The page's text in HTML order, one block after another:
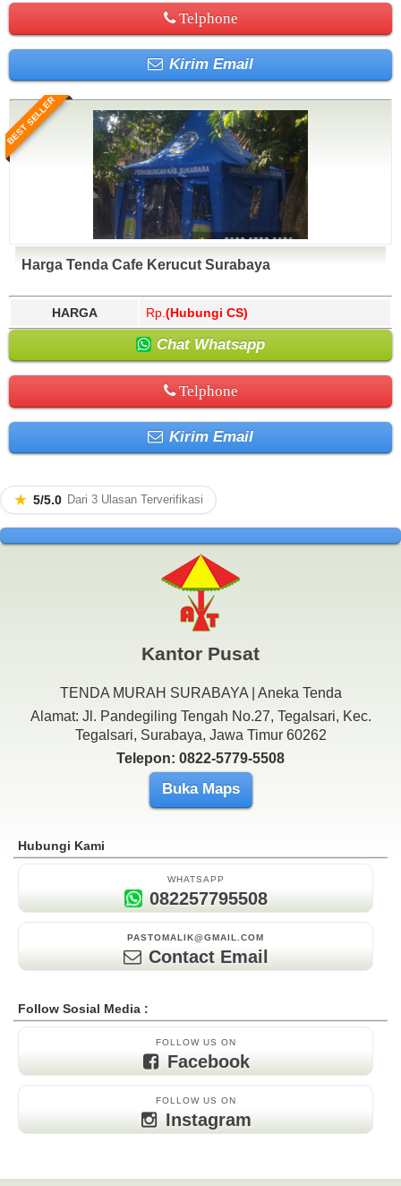
Telphone
Kirim Email
BEST SELLER
Harga Tenda Cafe Kerucut Surabaya
HARGA Rp. (Hubungi CS)
Chat Whatsapp
Telphone
Kirim Email
★ 5/5.0 Dari 3 Ulasan Terverifikasi
Kantor Pusat
TENDA MURAH SURABAYA | Aneka Tenda
Alamat: Jl. Pandegiling Tengah No.27, Tegalsari, Kec.
Tegalsari, Surabaya, Jawa Timur 60262
Telepon: 0822-5779-5508
Buka Maps
Hubungi Kami
WHATSAPP
082257795508
PASTOMALIK@GMAIL.COM
Contact Email
Follow Sosial Media :
FOLLOW US ON
Facebook
FOLLOW US ON
Instagram